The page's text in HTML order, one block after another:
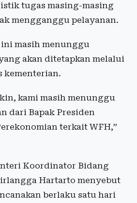
tugas masing-masing
mengganggu pelayanan.
masih menunggu
akan ditetapkan melalui
kementerian.
kami masih menunggu
dari Bapak Presiden
terkait WFH,”
Koordinator Bidang
Hartarto menyebut
berlaku satu hari